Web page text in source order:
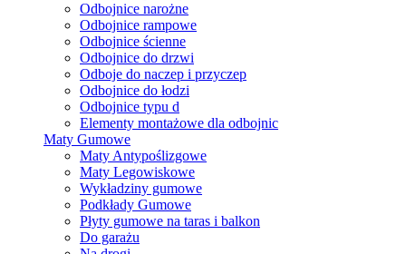
Odbojnice narożne
Odbojnice rampowe
Odbojnice ścienne
Odbojnice do drzwi
Odboje do naczep i przyczep
Odbojnice do łodzi
Odbojnice typu d
Elementy montażowe dla odbojnic
Maty Gumowe
Maty Antypoślizgowe
Maty Legowiskowe
Wykładziny gumowe
Podkłady Gumowe
Płyty gumowe na taras i balkon
Do garażu